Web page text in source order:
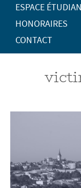
ESPACE
HONORAIRES
CONTACT